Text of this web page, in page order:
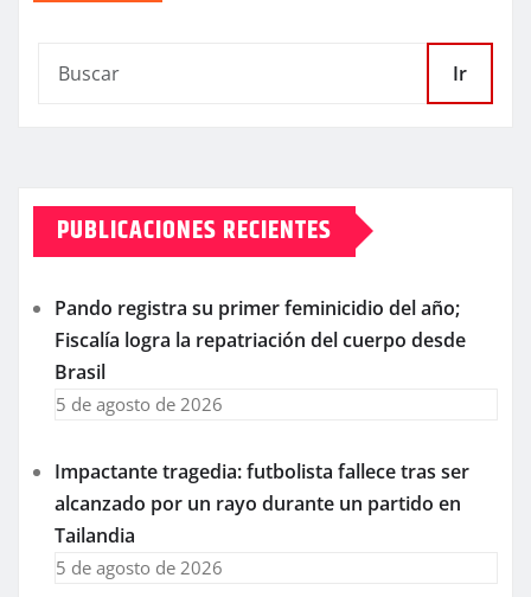
Ir
PUBLICACIONES RECIENTES
Pando registra su primer feminicidio del año;
Fiscalía logra la repatriación del cuerpo desde
Brasil
5 de agosto de 2026
Impactante tragedia: futbolista fallece tras ser
alcanzado por un rayo durante un partido en
Tailandia
5 de agosto de 2026